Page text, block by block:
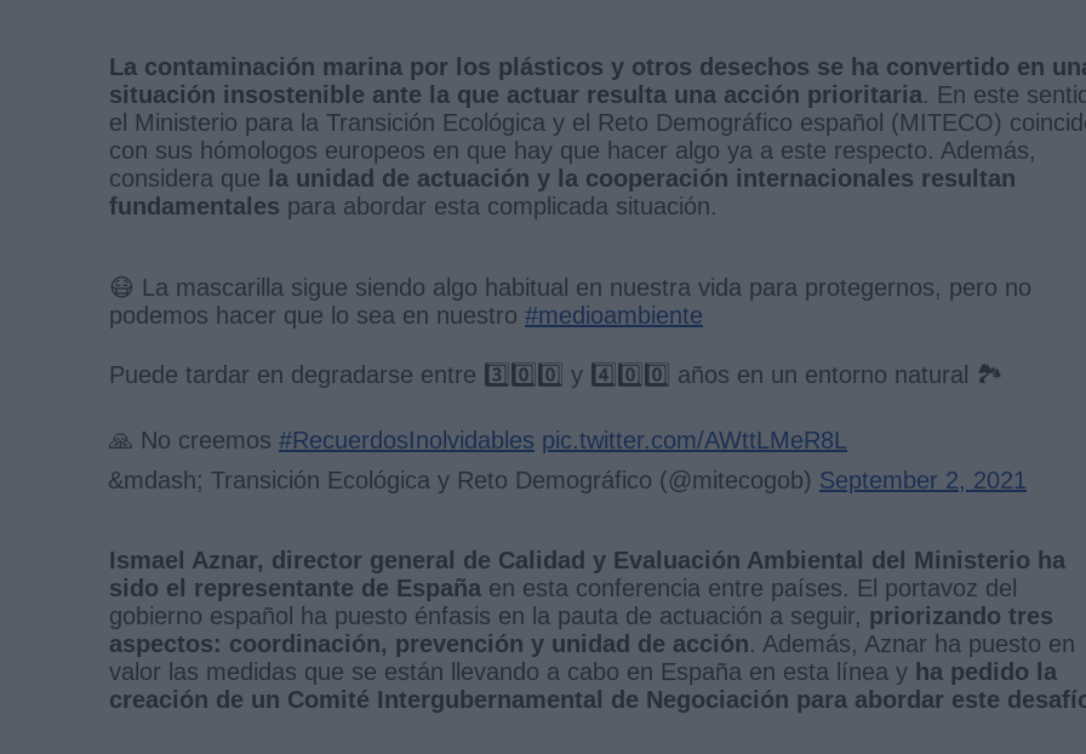
La contaminación marina por los plásticos y otros desechos se ha convertido en
situación insostenible ante la que actuar resulta una acción prioritaria. En este
el Ministerio para la Transición Ecológica y el Reto Demográfico español (MITECO)
con sus hómologos europeos en que hay que hacer algo ya a este respecto. Además,
considera que la unidad de actuación y la cooperación internacionales resultan
fundamentales para abordar esta complicada situación.
😷 La mascarilla sigue siendo algo habitual en nuestra vida para protegernos, pero no
podemos hacer que lo sea en nuestro #medioambiente
Puede tardar en degradarse entre 3️⃣0️⃣0️⃣ y 4️⃣0️⃣0️⃣ años en un entorno natural 🏞️
🙏 No creemos #RecuerdosInolvidables pic.twitter.com/AWttLMeR8L
&mdash; Transición Ecológica y Reto Demográfico (@mitecogob) September 2, 2021
Ismael Aznar, director general de Calidad y Evaluación Ambiental del Ministerio ha
sido el representante de España en esta conferencia entre países. El portavoz del
gobierno español ha puesto énfasis en la pauta de actuación a seguir, priorizando tres
aspectos: coordinación, prevención y unidad de acción. Además, Aznar ha puesto en
valor las medidas que se están llevando a cabo en España en esta línea y ha pedido la
creación de un Comité Intergubernamental de Negociación para abordar este